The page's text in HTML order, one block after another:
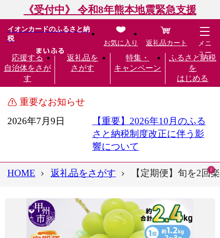
《受付中》 令和8年熊本地震緊急支援
イオンカードのふるさと納
税
応援する
自治体をさが
す
返礼品を
さがす
特集・
キャンペーン
ふるさと納税
を
はじめる
お気に入り 返礼品カート
メニ
ュー
重要なお知らせ
2026年7月9日
【重要】2026年10月のふる
さと納税制度改正に伴う影
響について
HOME 返礼品をさがす 【定期便】旬を2回